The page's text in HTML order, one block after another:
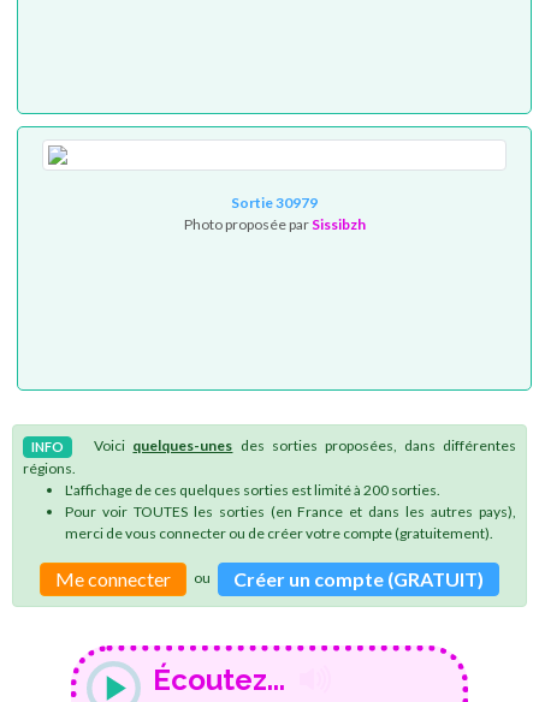
Sortie 30979
Photo proposée par Sissibzh
INFO Voici quelques-unes des sorties proposées, dans différentes
régions.
L'affichage de ces quelques sorties est limité à 200 sorties.
Pour voir TOUTES les sorties (en France et dans les autres pays),
merci de vous connecter ou de créer votre compte (gratuitement).
Me connecter ou Créer un compte (GRATUIT)
Écoutez...